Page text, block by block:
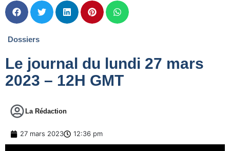
Dossiers
Le journal du lundi 27 mars
2023 – 12H GMT
La Rédaction
27 mars 2023 12:36 pm